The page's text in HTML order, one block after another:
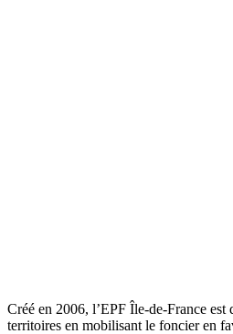
Créé en 2006, l’EPF Île-de-France est
territoires en mobilisant le foncier en